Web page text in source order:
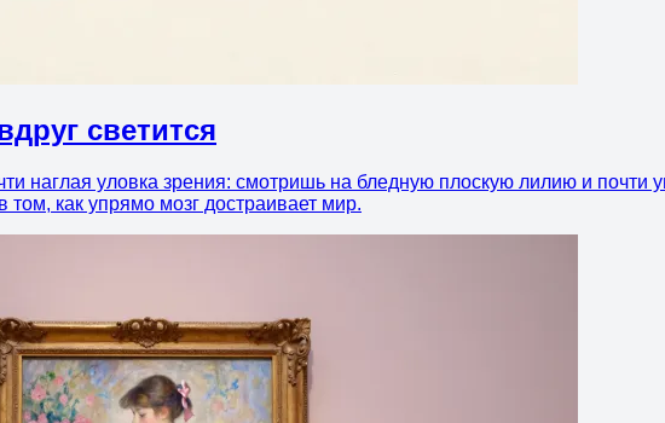
светится
наглая уловка зрения: смотришь на бледную плоскую лилию и почти
том, как упрямо мозг достраивает мир.